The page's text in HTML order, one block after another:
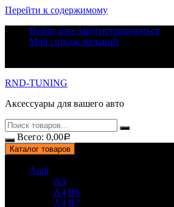
Перейти к содержимому
Войти или Зарегистрироваться
Мой список желаний
RND-TUNING
Аксессуары для вашего авто
Всего: 0,00Р
Каталог товаров
Audi
A3
A4 B6
A4 B7